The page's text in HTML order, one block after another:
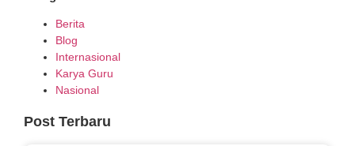
Berita
Blog
Internasional
Karya Guru
Nasional
Post Terbaru